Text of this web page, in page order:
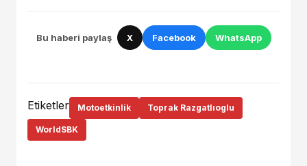
Bu haberi paylaş X Facebook WhatsApp
Etiketler Motoetkinlik Toprak Razgatlıoglu
WorldSBK